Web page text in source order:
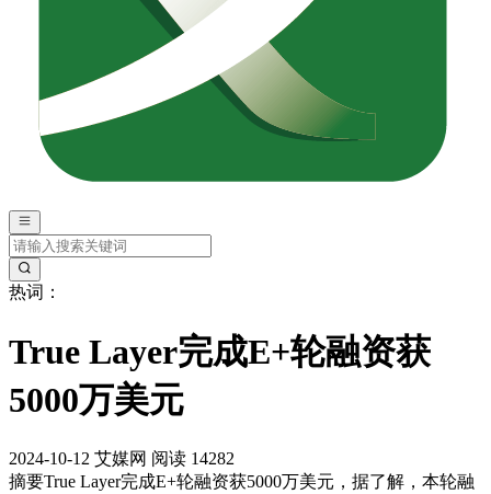
热词：
True Layer完成E+轮融资获
5000万美元
2024-10-12 艾媒网 阅读 14282
摘要True Layer完成E+轮融资获5000万美元，据了解，本轮融